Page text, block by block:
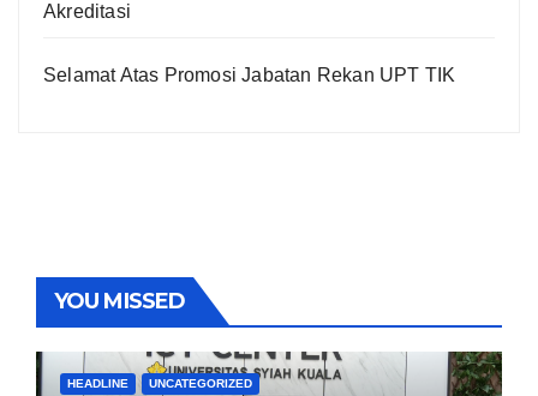
Akreditasi
Selamat Atas Promosi Jabatan Rekan UPT TIK
YOU MISSED
HEADLINE UNCATEGORIZED